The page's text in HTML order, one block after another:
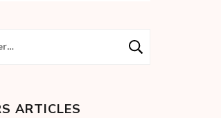
:
ARTICLES